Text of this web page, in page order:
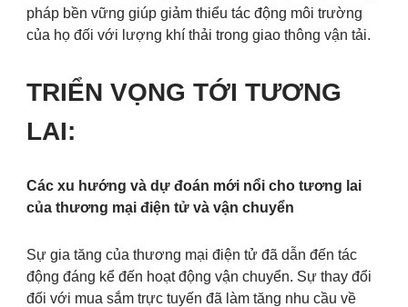
pháp bền vững giúp giảm thiểu tác động môi trường
của họ đối với lượng khí thải trong giao thông vận tải.
TRIỂN VỌNG TỚI TƯƠNG
LAI:
Các xu hướng và dự đoán mới nổi cho tương lai
của thương mại điện tử và vận chuyển
Sự gia tăng của thương mại điện tử đã dẫn đến tác
động đáng kể đến hoạt động vận chuyển. Sự thay đổi
đối với mua sắm trực tuyến đã làm tăng nhu cầu về